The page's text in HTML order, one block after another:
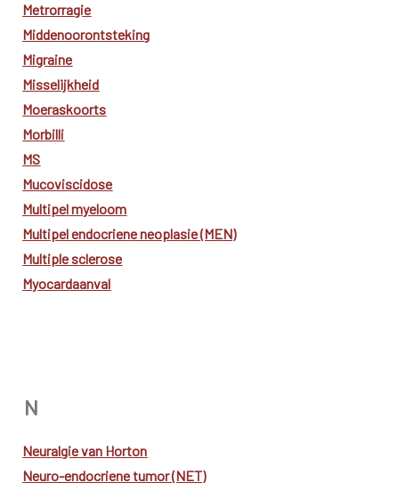
Metrorragie
Middenoorontsteking
Migraine
Misselijkheid
Moeraskoorts
Morbilli
MS
Mucoviscidose
Multipel myeloom
Multipel endocriene neoplasie (MEN)
Multiple sclerose
Myocardaanval
N
Neuralgie van Horton
Neuro-endocriene tumor (NET)